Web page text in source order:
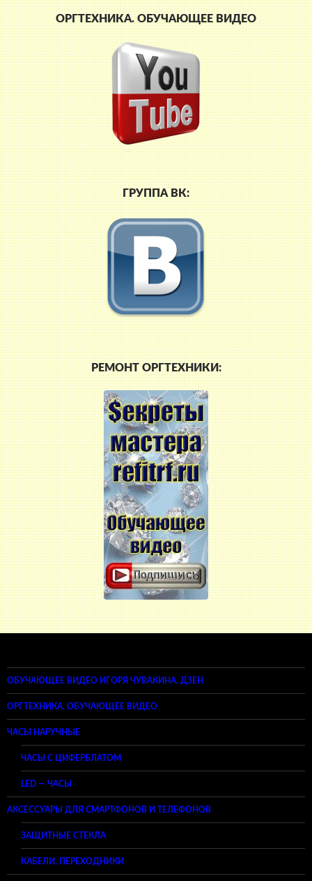
ОРГТЕХНИКА. ОБУЧАЮЩЕЕ ВИДЕО
ГРУППА ВК:
РЕМОНТ ОРГТЕХНИКИ:
ОБУЧАЮЩЕЕ ВИДЕО ИГОРЯ ЧУВАКИНА. ДЗЕН
ОРГТЕХНИКА. ОБУЧАЮЩЕЕ ВИДЕО
ЧАСЫ НАРУЧНЫЕ
ЧАСЫ С ЦИФЕРБЛАТОМ
LED — ЧАСЫ
АКСЕССУАРЫ ДЛЯ СМАРТФОНОВ И ТЕЛЕФОНОВ
ЗАЩИТНЫЕ СТЕКЛА
КАБЕЛИ, ПЕРЕХОДНИКИ